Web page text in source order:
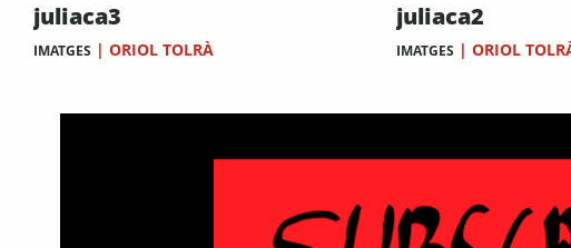
juliaca3
IMATGES | ORIOL TOLRÀ
juliaca2
IMATGES | ORIOL